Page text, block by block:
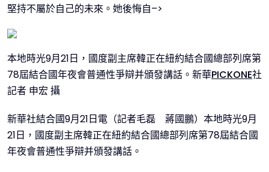
堅持不屬於自己的未來。她後悔自–>
本地時光9月21日，國度副主席韓正在紐約結合國總部列席第
78屆結合國年夜會普通性爭辯并頒發講話。新華PICKONE社
記者 申宏 攝
新華社結合國9月21日電（記者毛磊 蔣國鵬）本地時光9月
21日，國度副主席韓正在紐約結合國總部列席第78屆結合國
年夜會普通性爭辯并頒發講話。